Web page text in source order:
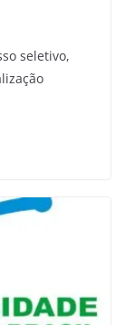
seletivo,